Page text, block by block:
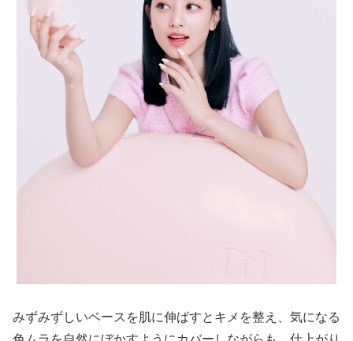
みずみずしいベースを肌に伸ばすとキメを整え、気になる